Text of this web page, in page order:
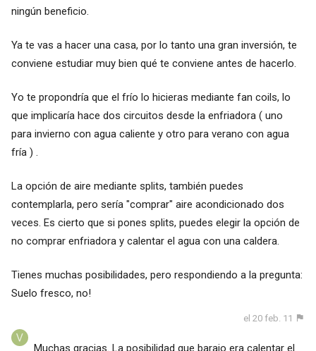
ningún beneficio.
Ya te vas a hacer una casa, por lo tanto una gran inversión, te
conviene estudiar muy bien qué te conviene antes de hacerlo.
Yo te propondría que el frío lo hicieras mediante fan coils, lo
que implicaría hace dos circuitos desde la enfriadora ( uno
para invierno con agua caliente y otro para verano con agua
fría ) .
La opción de aire mediante splits, también puedes
contemplarla, pero sería "comprar" aire acondicionado dos
veces. Es cierto que si pones splits, puedes elegir la opción de
no comprar enfriadora y calentar el agua con una caldera.
Tienes muchas posibilidades, pero respondiendo a la pregunta:
Suelo fresco, no!
el 20 feb. 11
Muchas gracias. La posibilidad que barajo era calentar el